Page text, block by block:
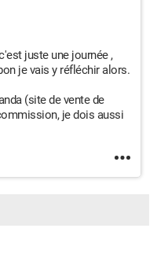
juste une journée ,
je vais y réfléchir alors.
(site de vente de
je dois aussi